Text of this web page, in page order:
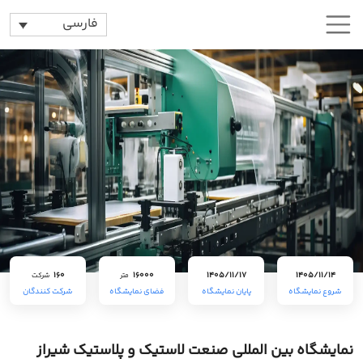
فارسی
1405/11/14
شروع نمایشگاه
1405/11/17
پایان نمایشگاه
16000 متر
فضای نمایشگاه
160 شرکت
شرکت کنندگان
نمایشگاه بین المللی صنعت لاستیک و پلاستیک شیراز